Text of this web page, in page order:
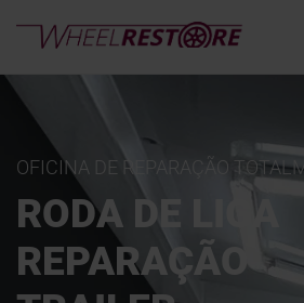
OFICINA DE REPARAÇÃO
RODA DE LIGA
REPARAÇÃO